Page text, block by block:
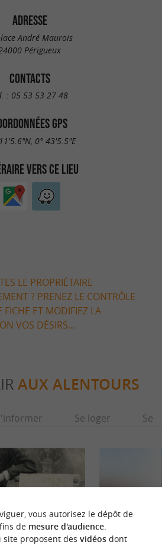
ADRESSE
André Maurois
Périgueux
CONTACTS
: 05 53 53 27 48
GPS
0° 43'5.5"E
VERS CE LIEU
LE PROPRIÉTAIRE
? PRENEZ LE CONTRÔLE
FICHE ET MODIFIEZ LA
VOS DÉSIRS...
AUX ALENTOURS
Se loger Se
vous autorisez le dépôt de
de mesure d'audience.
site proposent des vidéosdont